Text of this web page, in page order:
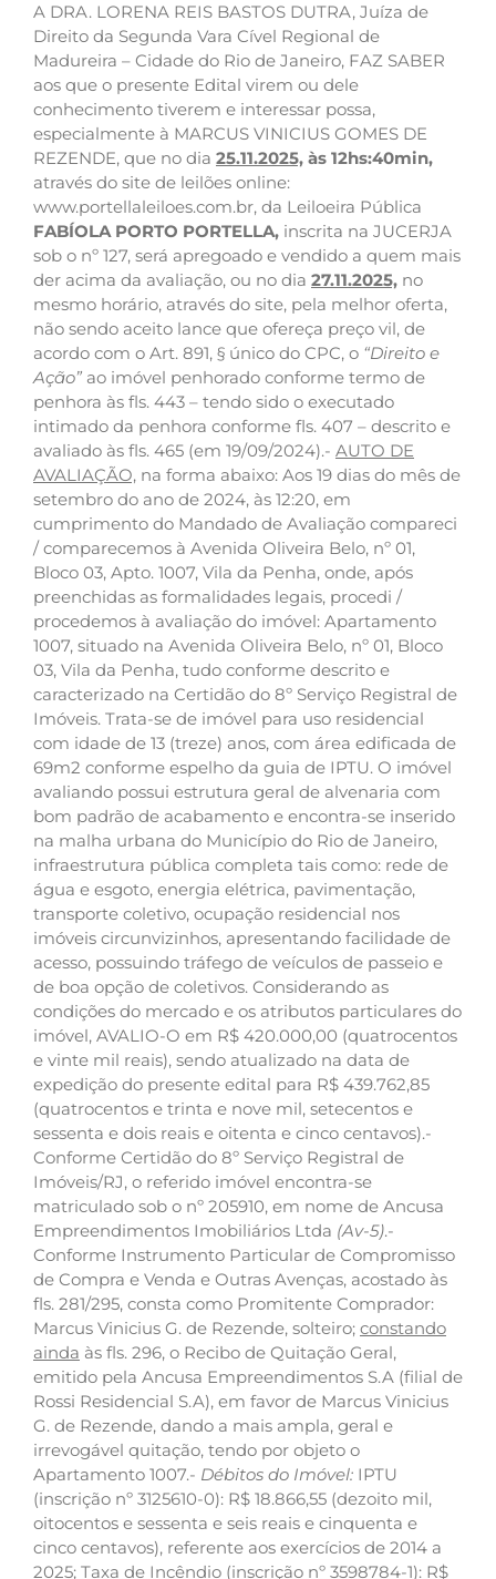
A DRA. LORENA REIS BASTOS DUTRA, Juíza de
Direito da Segunda Vara Cível Regional de
Madureira – Cidade do Rio de Janeiro, FAZ SABER
aos que o presente Edital virem ou dele
conhecimento tiverem e interessar possa,
especialmente à MARCUS VINICIUS GOMES DE
REZENDE, que no dia 25.11.2025, às 12hs:40min,
através do site de leilões online:
www.portellaleiloes.com.br, da Leiloeira Pública
FABÍOLA PORTO PORTELLA, inscrita na JUCERJA
sob o nº 127, será apregoado e vendido a quem mais
der acima da avaliação, ou no dia 27.11.2025, no
mesmo horário, através do site, pela melhor oferta,
não sendo aceito lance que ofereça preço vil, de
acordo com o Art. 891, § único do CPC, o “Direito e
Ação” ao imóvel penhorado conforme termo de
penhora às fls. 443 – tendo sido o executado
intimado da penhora conforme fls. 407 – descrito e
avaliado às fls. 465 (em 19/09/2024).- AUTO DE
AVALIAÇÃO, na forma abaixo: Aos 19 dias do mês de
setembro do ano de 2024, às 12:20, em
cumprimento do Mandado de Avaliação compareci
/ comparecemos à Avenida Oliveira Belo, nº 01,
Bloco 03, Apto. 1007, Vila da Penha, onde, após
preenchidas as formalidades legais, procedi /
procedemos à avaliação do imóvel: Apartamento
1007, situado na Avenida Oliveira Belo, nº 01, Bloco
03, Vila da Penha, tudo conforme descrito e
caracterizado na Certidão do 8º Serviço Registral de
Imóveis. Trata-se de imóvel para uso residencial
com idade de 13 (treze) anos, com área edificada de
69m2 conforme espelho da guia de IPTU. O imóvel
avaliando possui estrutura geral de alvenaria com
bom padrão de acabamento e encontra-se inserido
na malha urbana do Município do Rio de Janeiro,
infraestrutura pública completa tais como: rede de
água e esgoto, energia elétrica, pavimentação,
transporte coletivo, ocupação residencial nos
imóveis circunvizinhos, apresentando facilidade de
acesso, possuindo tráfego de veículos de passeio e
de boa opção de coletivos. Considerando as
condições do mercado e os atributos particulares do
imóvel, AVALIO-O em R$ 420.000,00 (quatrocentos
e vinte mil reais), sendo atualizado na data de
expedição do presente edital para R$ 439.762,85
(quatrocentos e trinta e nove mil, setecentos e
sessenta e dois reais e oitenta e cinco centavos).-
Conforme Certidão do 8º Serviço Registral de
Imóveis/RJ, o referido imóvel encontra-se
matriculado sob o nº 205910, em nome de Ancusa
Empreendimentos Imobiliários Ltda (Av-5).-
Conforme Instrumento Particular de Compromisso
de Compra e Venda e Outras Avenças, acostado às
fls. 281/295, consta como Promitente Comprador:
Marcus Vinicius G. de Rezende, solteiro; constando
ainda às fls. 296, o Recibo de Quitação Geral,
emitido pela Ancusa Empreendimentos S.A (filial de
Rossi Residencial S.A), em favor de Marcus Vinicius
G. de Rezende, dando a mais ampla, geral e
irrevogável quitação, tendo por objeto o
Apartamento 1007.- Débitos do Imóvel: IPTU
(inscrição nº 3125610-0): R$ 18.866,55 (dezoito mil,
oitocentos e sessenta e seis reais e cinquenta e
cinco centavos), referente aos exercícios de 2014 a
2025; Taxa de Incêndio (inscrição nº 3598784-1): R$